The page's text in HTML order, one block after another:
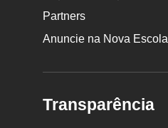
Partners
Anuncie na Nova Escola
Transparência